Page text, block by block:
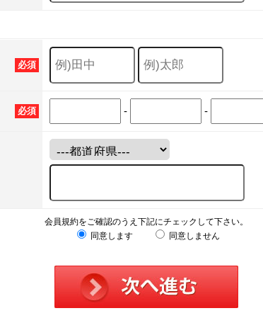
必須
必須 - -
会員規約をご確認のうえ下記にチェックして下さい。
同意します
同意しません